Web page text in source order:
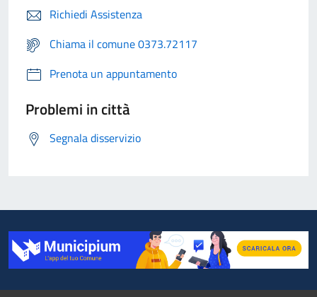
Richiedi Assistenza
Chiama il comune 0373.72117
Prenota un appuntamento
Problemi in città
Segnala disservizio